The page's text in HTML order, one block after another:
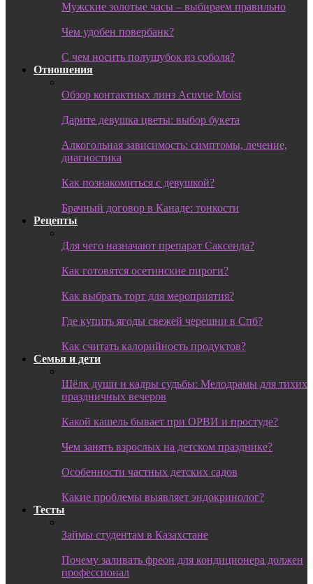
Мужские золотые часы – выбираем правильно
Чем удобен повербанк?
С чем носить полушубок из соболя?
Отношения
Обзор контактных линз Acuvue Moist
Дарите девушка цветы: выбор букета
Алкогольная зависимость: симптомы, лечение,
диагностика
Как познакомиться с девушкой?
Брачный договор в Канаде: тонкости
Рецепты
Для чего назначают препарат Саксенда?
Как готовятся осетинские пироги?
Как выбрать торт для мероприятия?
Где купить ягоды свежей черешни в Спб?
Как считать калорийность продуктов?
Семья и дети
Шёлк души и кадры судьбы: Мелодрамы для тихих
праздничных вечеров
Какой кашель бывает при ОРВИ и простуде?
Чем занять взрослых на детском празднике?
Особенности частных детских садов
Какие проблемы выявляет эндокринолог?
Тесты
Займы студентам в Казахстане
Почему заливать фреон для кондиционера должен
профессионал